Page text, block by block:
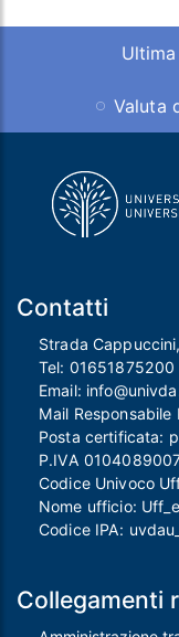
Ultima
Valuta
Contatti
Strada
Tel: 01651875200
Email:
Mail Responsabile
Posta certificata:
P.IVA
Codice Univoco
Nome ufficio:
Codice IPA:
Collegamenti